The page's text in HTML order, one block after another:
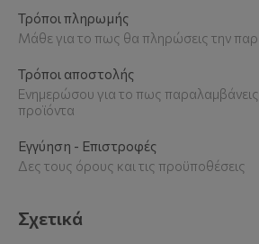
Τρόποι πληρωμής
Μάθε για το πως θα πληρώσεις την
Τρόποι αποστολής
Ενημερώσου για το πως
προϊόντα
Εγγύηση - Επιστροφές
Δες τους όρους και τις προϋποθέσεις
Σχετικά